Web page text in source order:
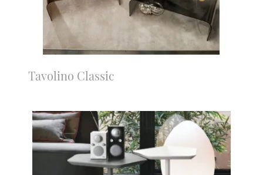
Tavolino Classic